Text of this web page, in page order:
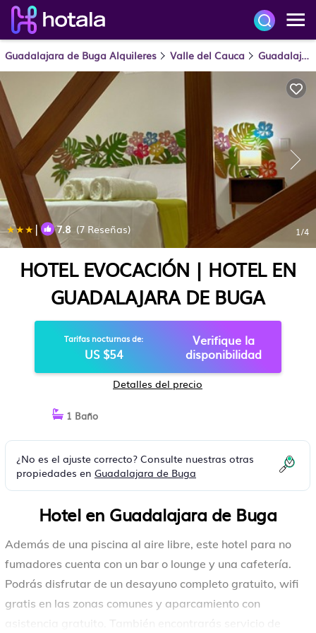
Guadalajara de Buga Alquileres Valle del Cauca Guadalajara de Buga
| 7.8 (7 Reseñas) 1/4
HOTEL EVOCACIÓN | HOTEL EN
GUADALAJARA DE BUGA
Tarifas nocturnas de:
US $54
Verifique la
disponibilidad
Detalles del precio
1 Baño
¿No es el ajuste correcto? Consulte nuestras otras
propiedades en Guadalajara de Buga
Hotel en Guadalajara de Buga
Además de una piscina al aire libre, este hotel para no
fumadores cuenta con un bar o lounge y una cafetería.
Podrás disfrutar de un desayuno completo gratuito, wifi
gratis en las zonas comunes y aparcamiento con
asistencia gratuito. También encontrarás servicio de